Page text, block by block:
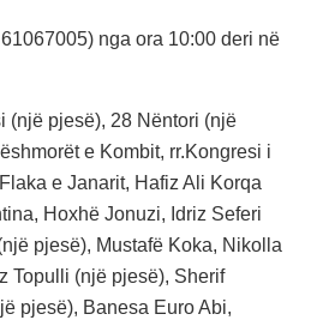
nga ora 10:00 deri në
(një pjesë), 28 Nëntori (një
e Kombit, rr.Kongresi i
e Janarit, Hafiz Ali Korqa
Hoxhë Jonuzi, Idriz Seferi
pjesë), Mustafë Koka, Nikolla
Topulli (një pjesë), Sherif
pjesë), Banesa Euro Abi,